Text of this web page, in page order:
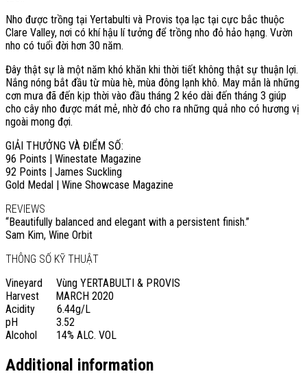
Nho được trồng tại Yertabulti và Provis tọa lạc tại cực bắc thuộc
Clare Valley, nơi có khí hậu lí tưởng để trồng nho đỏ hảo hạng. Vườn
nho có tuổi đời hơn 30 năm.
Đây thật sự là một năm khó khăn khi thời tiết không thật sự thuận lợi.
Nắng nóng bắt đầu từ mùa hè, mùa đông lạnh khô. May mắn là những
cơn mưa đã đến kịp thời vào đầu tháng 2 kéo dài đến tháng 3 giúp
cho cây nho được mát mẻ, nhờ đó cho ra những quả nho có hương vị
ngoài mong đợi.
GIẢI THƯỞNG VÀ ĐIỂM SỐ:
96 Points | Winestate Magazine
92 Points | James Suckling
Gold Medal | Wine Showcase Magazine
REVIEWS
“Beautifully balanced and elegant with a persistent finish.”
Sam Kim, Wine Orbit
THÔNG SỐ KỸ THUẬT
Vineyard Vùng YERTABULTI & PROVIS
Harvest MARCH 2020
Acidity 6.44g/L
pH 3.52
Alcohol 14% ALC. VOL
Additional information